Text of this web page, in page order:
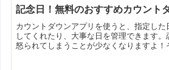
記念日！無料のおすすめカウント
カウントダウンアプリを使うと、指定し
してくれたり、大事な日を管理できます
怒られてしまうことが少なくなりますよ